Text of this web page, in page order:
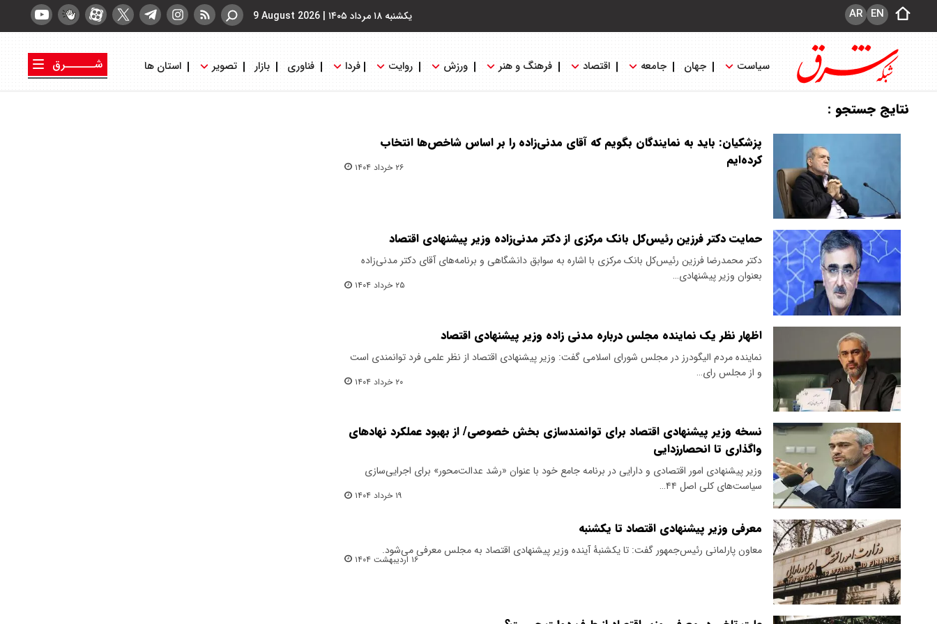
یکشنبه ۱۸ مرداد ۱۴۰۵ |
9 August 2026 EN
AR
سیاست جهان جامعه اقتصاد فرهنگ و هنر ورزش روایت فردا فناوری بازار تصویر استان ها
شــــــرق
نتایج جستجو :
پزشکیان: باید به نمایندگان بگویم که آقای مدنی‌زاده را بر اساس شاخص‌ها انتخاب
کرده‌ایم
۲۶ خرداد ۱۴۰۴
حمایت دکتر فرزین رئیس‌کل بانک مرکزی از دکتر مدنی‌زاده وزیر پیشنهادی اقتصاد
دکتر محمدرضا فرزین رئیس‌کل بانک مرکزی با اشاره به سوابق دانشگاهی و برنامه‌های آقای دکتر مدنی‌زاده
بعنوان وزیر پیشنهادی…
۲۵ خرداد ۱۴۰۴
اظهار نظر یک نماینده مجلس درباره مدنی زاده وزیر پیشنهادی اقتصاد
نماینده مردم الیگودرز در مجلس شورای اسلامی گفت: وزیر پیشنهادی اقتصاد از نظر علمی فرد توانمندی است
و از مجلس رای…
۲۰ خرداد ۱۴۰۴
نسخه وزیر پیشنهادی اقتصاد برای توانمندسازی بخش خصوصی/ از بهبود عملکرد نهادهای
واگذاری تا انحصارزدایی
وزیر پیشنهادی امور اقتصادی و دارایی در برنامه جامع خود با عنوان «رشد عدالت‌محور» برای اجرایی‌سازی
سیاست‌های کلی اصل ۴۴…
۱۹ خرداد ۱۴۰۴
معرفی وزیر پیشنهادی اقتصاد تا یکشنبه
معاون پارلمانی رئیس‌جمهور گفت: تا یکشنبۀ آینده وزیر پیشنهادی اقتصاد به مجلس معرفی می‌شود.
۱۶ اردیبهشت ۱۴۰۴